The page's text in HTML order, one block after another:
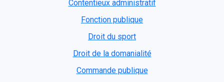
Contentieux administratif
Fonction publique
Droit du sport
Droit de la domanialité
Commande publique